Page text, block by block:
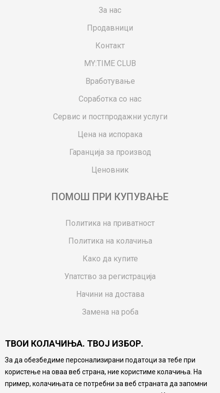
За нас
Продавници
Контакт
MY:TIME CLUB
Вработување
Соработка со нас
Сервис и постпродажни услуги
Цена на испорака
Гаранција за производ
Ценовник
ПОМОШ ПРИ КУПУВАЊЕ
Политика на приватност
Политика на колачиња
Како да купите
Упатство за регистрација
Начини на достава
Замена на роба
Ваучери
Product Finder
FAQs
ТВОИ КОЛАЧИЊА. ТВОЈ ИЗБОР.
За да обезбедиме персонализирани податоци за тебе при
користење на оваа веб страна, ние користиме колачиња. На
пример, колачињата се потребни за веб страната да запомни